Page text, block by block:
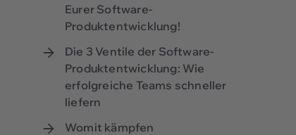
Eurer Software-
Produktentwicklung!
Die 3 Ventile der Software-
Produktentwicklung: Wie
erfolgreiche Teams schneller
liefern
Womit kämpfen